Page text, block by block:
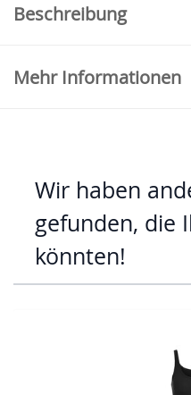
Beschreibung
Mehr Informationen
Wir haben
gefunden, die
könnten!